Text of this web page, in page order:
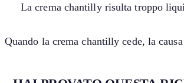
La crema chantilly risulta troppo
Quando la crema chantilly cede, la